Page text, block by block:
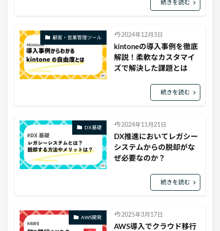
続きを読む
顧客・営業管理ツール 2024年12月3日
kintoneの導入事例を徹底
解説！柔軟なカスタマイ
ズで解決した課題とは
続きを読む
DX基礎 2024年11月21日
DX推進においてレガシー
システムからの脱却がな
ぜ必要なのか？
続きを読む
AWS開発 2025年3月17日
AWS導入でクラウド移行